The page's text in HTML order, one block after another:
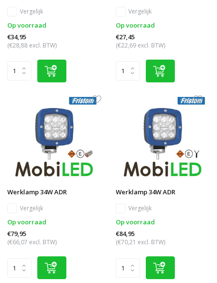
Vergelijk
Op voorraad
€34,95
(€28,88 excl. BTW)
Vergelijk
Op voorraad
€27,45
(€22,69 excl. BTW)
Werklamp 34W ADR
Vergelijk
Op voorraad
€79,95
(€66,07 excl. BTW)
Werklamp 34W ADR
Vergelijk
Op voorraad
€84,95
(€70,21 excl. BTW)